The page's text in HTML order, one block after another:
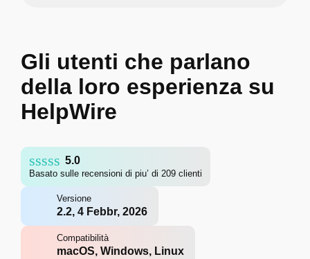
Gli utenti che parlano
della loro esperienza su
HelpWire
5.0
Basato sulle recensioni di piu’ di 209 clienti
Versione
2.2, 4 Febbr, 2026
Compatibilità
macOS, Windows, Linux